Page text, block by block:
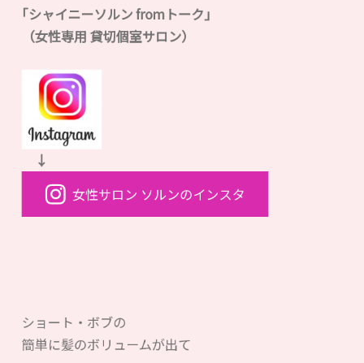
｢シャイニーソルン fromトーク｣
（女性専用 貸切個室サロン）
↓
女性サロン ソルンのインスタ
ショート・ボブの
簡単に髪のボリュームが出て